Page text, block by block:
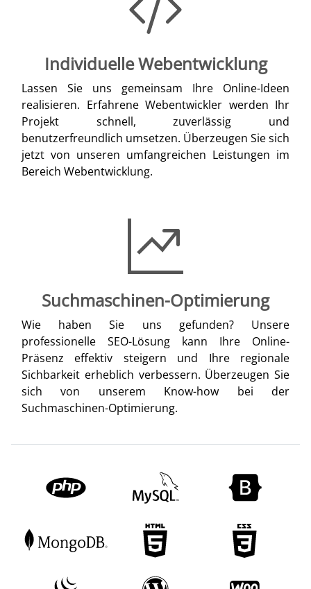
Individuelle Webentwicklung
Lassen Sie uns gemeinsam Ihre Online-Ideen
realisieren. Erfahrene Webentwickler werden Ihr
Projekt schnell, zuverlässig und
benutzerfreundlich umsetzen. Überzeugen Sie sich
jetzt von unseren umfangreichen Leistungen im
Bereich Webentwicklung.
Suchmaschinen-Optimierung
Wie haben Sie uns gefunden? Unsere
professionelle SEO-Lösung kann Ihre Online-
Präsenz effektiv steigern und Ihre regionale
Sichbarkeit erheblich verbessern. Überzeugen Sie
sich von unserem Know-how bei der
Suchmaschinen-Optimierung.